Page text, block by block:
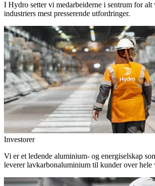
I Hydro setter vi medarbeiderne i sentrum for
industriers mest presserende utfordringer.
Investorer
Vi er et ledende aluminium- og energiselskap
leverer lavkarbonaluminium til kunder over